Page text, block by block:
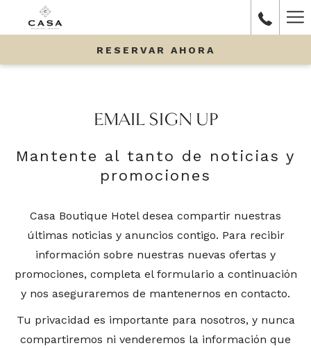
RESERVAR AHORA
EMAIL SIGN UP
Mantente al tanto de noticias y
promociones
Casa Boutique Hotel desea compartir nuestras
últimas noticias y anuncios contigo. Para recibir
información sobre nuestras nuevas ofertas y
promociones, completa el formulario a continuación
y nos aseguraremos de mantenernos en contacto.
Tu privacidad es importante para nosotros, y nunca
compartiremos ni venderemos la información que